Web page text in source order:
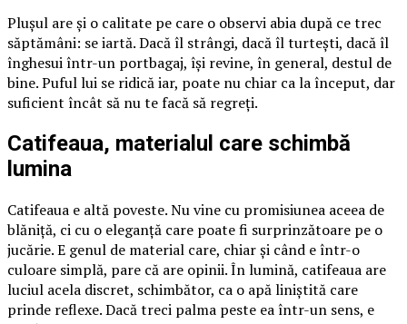
Plușul are și o calitate pe care o observi abia după ce trec
săptămâni: se iartă. Dacă îl strângi, dacă îl turtești, dacă îl
înghesui într-un portbagaj, își revine, în general, destul de
bine. Puful lui se ridică iar, poate nu chiar ca la început, dar
suficient încât să nu te facă să regreți.
Catifeaua, materialul care schimbă
lumina
Catifeaua e altă poveste. Nu vine cu promisiunea aceea de
blăniță, ci cu o eleganță care poate fi surprinzătoare pe o
jucărie. E genul de material care, chiar și când e într-o
culoare simplă, pare că are opinii. În lumină, catifeaua are
luciul acela discret, schimbător, ca o apă liniștită care
prinde reflexe. Dacă treci palma peste ea într-un sens, e